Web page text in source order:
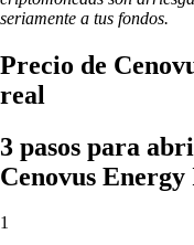
seriamente a tus fondos.
Precio de
real
3 pasos para
Cenovus Energy
1